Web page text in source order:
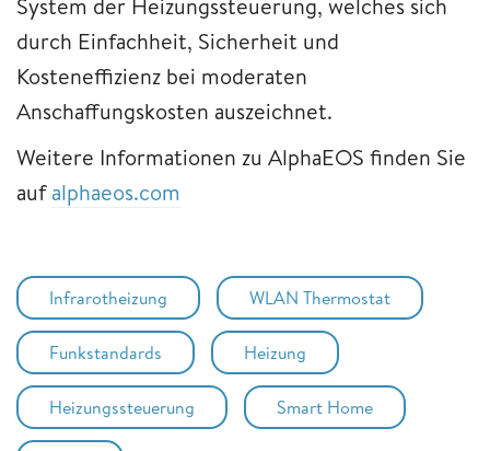
durch Einfachheit, Sicherheit und
Kosteneffizienz bei moderaten
Anschaffungskosten auszeichnet.
Weitere Informationen zu AlphaEOS finden Sie
aufalphaeos.com
Infrarotheizung WLAN Thermostat
Funkstandards Heizung
Heizungssteuerung Smart Home